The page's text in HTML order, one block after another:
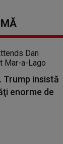
Trump insistă
enorme de